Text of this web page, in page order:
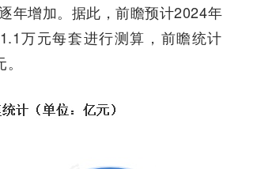
年增加。据此，前瞻预计2024年
万元每套进行测算，前瞻统计